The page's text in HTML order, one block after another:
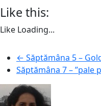
Like this:
Like Loading...
← Săptămâna 5 –
Săptămâna 7 – ”pale